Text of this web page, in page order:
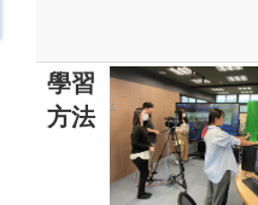
學習
方法